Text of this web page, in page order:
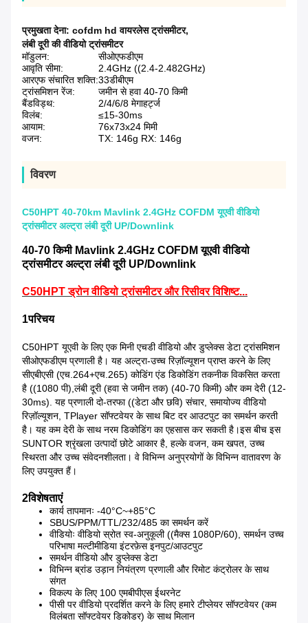
प्रमुखता देना: cofdm hd वायरलेस ट्रांसमीटर,
लंबी दूरी की वीडियो ट्रांसमीटर
मॉडुलन:
सीओएफडीएम
आवृति सीमा:
2.4GHz ((2.4-2.482GHz)
आरएफ संचारित शक्ति:33डीबीएम
ट्रांसमिशन रेंज:
जमीन से हवा 40-70 किमी
बैंडविड्थ:
2/4/6/8 मेगाहर्ट्ज
विलंब:
≤15-30ms
आयाम:
76x73x24 मिमी
वजन:
TX: 146g RX: 146g
विवरण
C50HPT 40-70km Mavlink 2.4GHz COFDM यूएवी वीडियो
ट्रांसमीटर अल्ट्रा लंबी दूरी UP/Downlink
40-70 किमी Mavlink 2.4GHz COFDM यूएवी वीडियो
ट्रांसमीटर अल्ट्रा लंबी दूरी UP/Downlink
C50HPT ड्रोन वीडियो ट्रांसमीटर और रिसीवर विशिष्ट...
1परिचय
C50HPT यूएवी के लिए एक मिनी एचडी वीडियो और डुप्लेक्स डेटा ट्रांसमिशन
सीओएफडीएम प्रणाली है। यह अल्ट्रा-उच्च रिज़ॉल्यूशन प्राप्त करने के लिए
सीएबीएसी (एच.264+एच.265) कोडिंग एंड डिकोडिंग तकनीक विकसित करता
है ((1080 पी),लंबी दूरी (हवा से जमीन तक) (40-70 किमी) और कम देरी (12-
30ms). यह प्रणाली दो-तरफा ((डेटा और छवि) संचार, समायोज्य वीडियो
रिज़ॉल्यूशन, TPlayer सॉफ्टवेयर के साथ बिट दर आउटपुट का समर्थन करती
है। यह कम देरी के साथ नरम डिकोडिंग का एहसास कर सकती है।इस बीच इस
SUNTOR श्रृंखला उत्पादों छोटे आकार है, हल्के वजन, कम खपत, उच्च
स्थिरता और उच्च संवेदनशीलता। वे विभिन्न अनुप्रयोगों के विभिन्न वातावरण के
लिए उपयुक्त हैं।
2विशेषताएं
कार्य तापमानः -40°C~+85°C
SBUS/PPM/TTL/232/485 का समर्थन करें
वीडियोः वीडियो स्रोत स्व-अनुकूली ((मैक्स 1080P/60), समर्थन उच्च
परिभाषा मल्टीमीडिया इंटरफ़ेस इनपुट/आउटपुट
समर्थन वीडियो और डुप्लेक्स डेटा
विभिन्न ब्रांड उड़ान नियंत्रण प्रणाली और रिमोट कंट्रोलर के साथ
संगत
विकल्प के लिए 100 एमबीपीएस ईथरनेट
पीसी पर वीडियो प्रदर्शित करने के लिए हमारे टीप्लेयर सॉफ्टवेयर (कम
विलंबता सॉफ्टवेयर डिकोडर) के साथ मिलान